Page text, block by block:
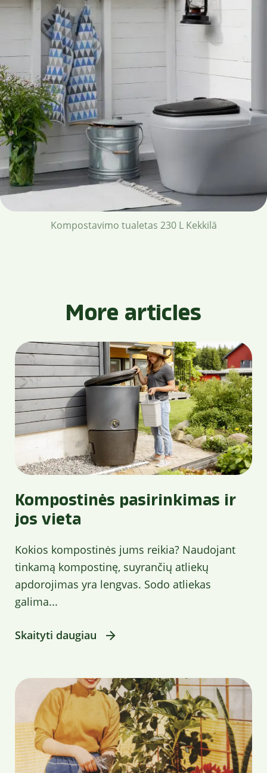
Kompostavimo tualetas 230 L Kekkilä
More articles
Kompostinės pasirinkimas ir
jos vieta
Kokios kompostinės jums reikia? Naudojant
tinkamą kompostinę, suyrančių atliekų
apdorojimas yra lengvas. Sodo atliekas
galima...
Skaityti daugiau